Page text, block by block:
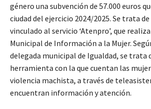
género una subvención de 57.000 euros
ciudad del ejercicio 2024/2025. Se trata
vinculado al servicio ‘Atenpro’, que
Municipal de Información a la Mujer.
delegada municipal de Igualdad, se trata
herramienta con la que cuentan las
violencia machista, a través de
encuentran información y atención.